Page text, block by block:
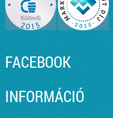
FACEBOOK
INFORMÁCIÓ